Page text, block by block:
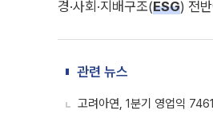
경·사회·지배구조(ESG) 전
관련 뉴스
고려아연, 1분기 영업익